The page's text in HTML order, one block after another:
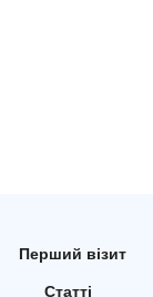
Перший візит
Статті